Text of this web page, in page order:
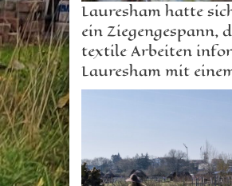
Lauresham hatte
ein Ziegengespann,
textile Arbeiten
Lauresham mit